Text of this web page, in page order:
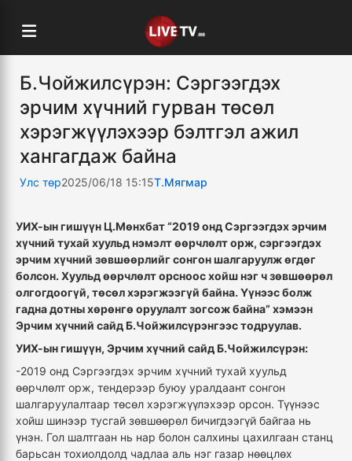
Б.Чойжилсүрэн: Сэргээгдэх
эрчим хүчний гурван төсөл
хэрэгжүүлэхээр бэлтгэл ажил
хангагдаж байна
Улс төр2025/06/18 15:15Т.Мягмар
УИХ-ын гишүүн Ц.Мөнхбат “2019 онд Сэргээгдэх эрчим
хүчний тухай хуульд нэмэлт өөрчлөлт орж, сэргээгдэх
эрчим хүчний зөвшөөрлийг сонгон шалгаруулж өгдөг
болсон. Хуульд өөрчлөлт орсноос хойш нэг ч зөвшөөрөл
олгогдоогүй, төсөл хэрэгжээгүй байна. Үүнээс болж
гадна дотны хөрөнгө оруулалт зогсож байна” хэмээн
Эрчим хүчний сайд Б.Чойжилсүрэнгээс тодруулав.
УИХ-ын гишүүн, Эрчим хүчний сайд Б.Чойжилсүрэн:
-2019 онд Сэргээгдэх эрчим хүчний тухай хуульд
өөрчлөлт орж, тендерээр буюу уралдаант сонгон
шалгаруулалтаар төсөл хэрэгжүүлэхээр орсон. Түүнээс
хойш шинээр тусгай зөвшөөрөл бичигдээгүй байгаа нь
үнэн. Гол шалтгаан нь нар болон салхины цахилгаан станц
барьсан тохиолдолд чадлаа аль нэг газар нөөцлөх